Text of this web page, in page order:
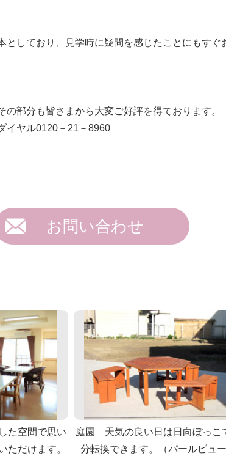
しており、見学時に疑問を感じたことにもすぐ
部分も皆さまから大変ご好評を得ております。
イヤル0120－21－8960
お問い合わせ
た空間で思い
ただけます。
庭園 天気の良い日は日向ぼっこ
分転換できます。（パールビュ